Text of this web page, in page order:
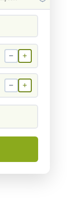
− +
− +